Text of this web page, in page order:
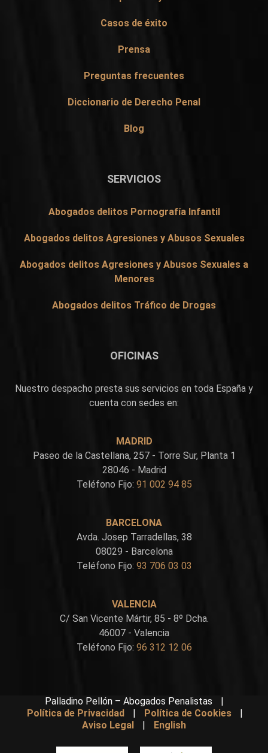
Casos de éxito
Prensa
Preguntas frecuentes
Diccionario de Derecho Penal
Blog
SERVICIOS
Abogados delitos Pornografía Infantil
Abogados delitos Agresiones y Abusos Sexuales
Abogados delitos Agresiones y Abusos Sexuales a
Menores
Abogados delitos Tráfico de Drogas
OFICINAS
Nuestro despacho presta sus servicios en toda España y
cuenta con sedes en:
MADRID
Paseo de la Castellana, 257 - Torre Sur, Planta 1
28046 - Madrid
Teléfono Fijo: 91 002 94 85
BARCELONA
Avda. Josep Tarradellas, 38
08029 - Barcelona
Teléfono Fijo: 93 706 03 03
VALENCIA
C/ San Vicente Mártir, 85 - 8º Dcha.
46007 - Valencia
Teléfono Fijo: 96 312 12 06
Palladino Pellón – Abogados Penalistas
|
Política de Privacidad
| Política de Cookies
|
Aviso Legal
| English